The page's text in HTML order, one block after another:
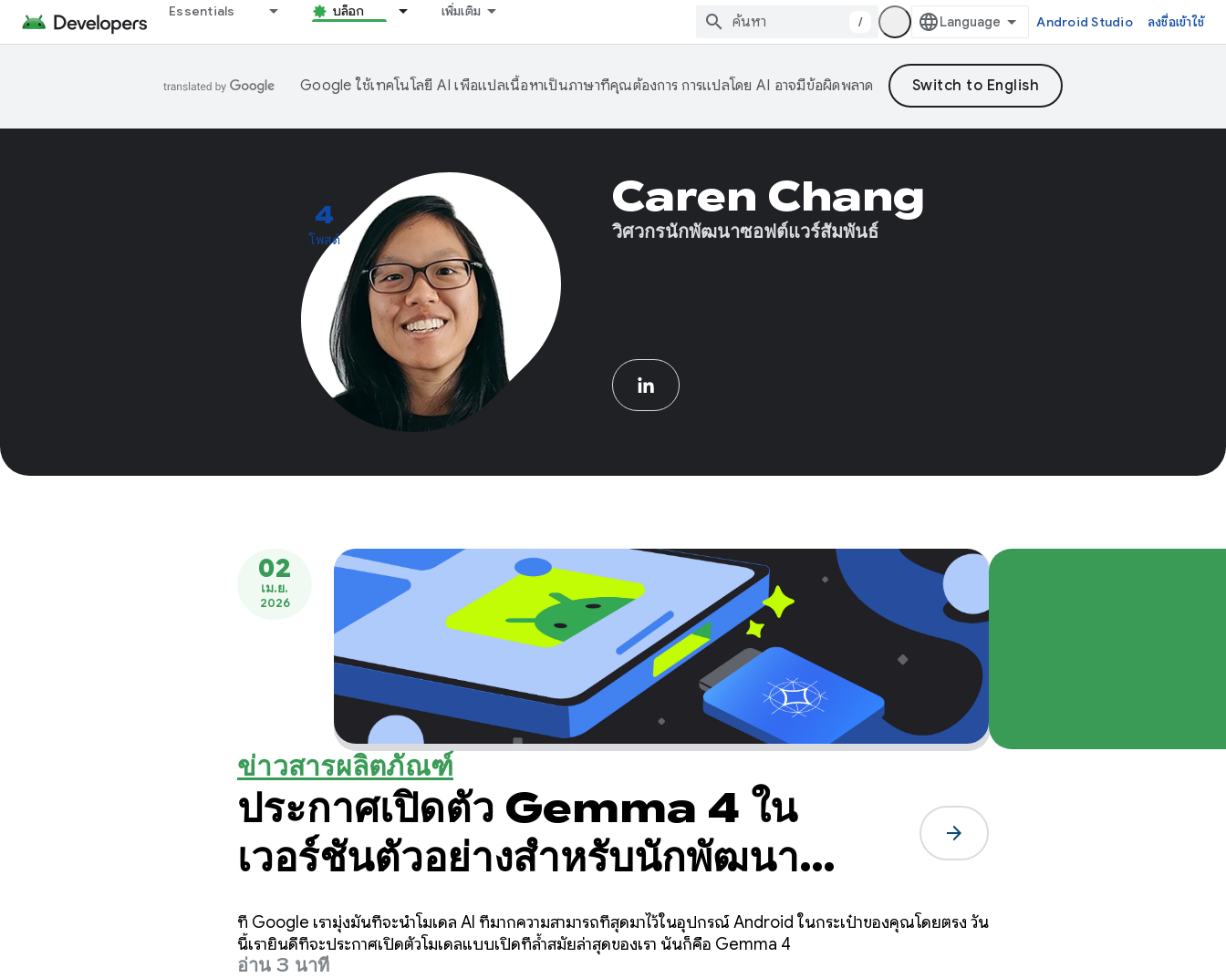
Essentials บล็อก เพิ่มเติม
/ Android Studio ลงชื่อเข้าใช้
Google ใช้เทคโนโลยี AI เพื่อแปลเนื้อหาเป็นภาษาที่คุณต้องการ การแปลโดย AI อาจมีข้อผิดพลาด
4
โพสต์
Caren Chang
วิศวกรนักพัฒนาซอฟต์แวร์สัมพันธ์
02
เม.ย.
2026
ข่าวสารผลิตภัณฑ์
ประกาศเปิดตัว Gemma 4 ใน
เวอร์ชันตัวอย่างสำหรับนักพัฒนา
ซอฟต์แวร์ของ AICore
arrow_forward
ที่ Google เรามุ่งมั่นที่จะนำโมเดล AI ที่มากความสามารถที่สุดมาไว้ในอุปกรณ์ Android ในกระเป๋าของคุณโดยตรง วัน
นี้เรายินดีที่จะประกาศเปิดตัวโมเดลแบบเปิดที่ล้ำสมัยล่าสุดของเรา นั่นก็คือ Gemma 4
อ่าน 3 นาที